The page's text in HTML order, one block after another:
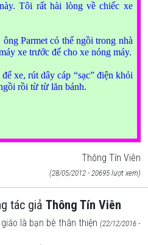
Tôi rất hài lòng về chiếc xe
Parmet có thể ngồi trong nhà
xe trước để cho xe nóng máy.
xe, rút dây cáp “sạc” điện khỏi
rồi từ từ lăn bánh.
Thông Tín Viên
(28/05/2012 - 20695 lượt xem)
tác giả Thông Tín Viên
là bạn bè thân thiện (22/12/2016 -